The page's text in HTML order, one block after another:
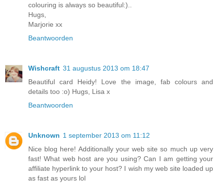
colouring is always so beautiful:)..
Hugs,
Marjorie xx
Beantwoorden
Wishcraft 31 augustus 2013 om 18:47
Beautiful card Heidy! Love the image, fab colours and
details too :o) Hugs, Lisa x
Beantwoorden
Unknown 1 september 2013 om 11:12
Nice blog here! Additionally your web site so much up very
fast! What web host are you using? Can I am getting your
affiliate hyperlink to your host? I wish my web site loaded up
as fast as yours lol